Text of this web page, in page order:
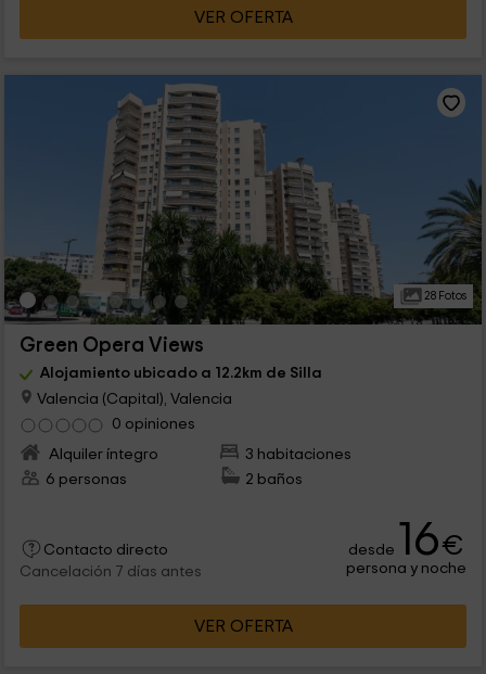
VER OFERTA
28 Fotos
Green Opera Views
Alojamiento ubicado a 12.2km de Silla
Valencia (Capital), Valencia
0 opiniones
Alquiler íntegro
3 habitaciones
6 personas
2 baños
Contacto directo
Cancelación 7 días antes
desde 16€
persona y noche
VER OFERTA